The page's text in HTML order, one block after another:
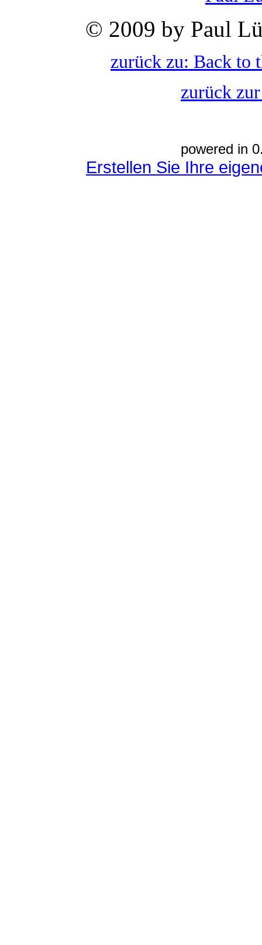
© 2009 by Paul
zurück zu: Back to
zurück
powered in
Erstellen Sie Ihre